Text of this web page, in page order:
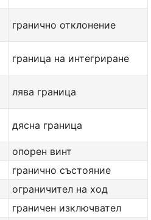
гранично отклонение
граница на интегриране
лява граница
дясна граница
опорен винт
гранично състояние
ограничител на ход
граничен изключвател